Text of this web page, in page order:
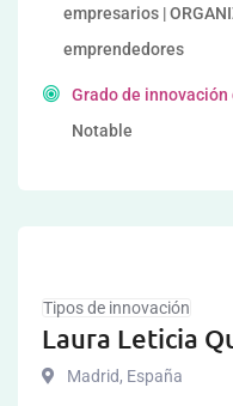
empresarios |
emprendedores
Grado de
Notable
Tipos de innovación
Laura Leticia
Madrid, España